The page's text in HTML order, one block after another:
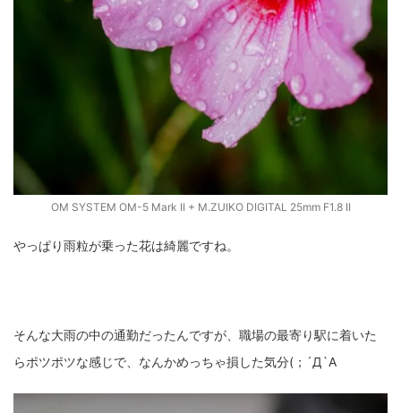
OM SYSTEM OM-5 Mark II + M.ZUIKO DIGITAL 25mm F1.8 II
やっぱり雨粒が乗った花は綺麗ですね。
そんな大雨の中の通勤だったんですが、職場の最寄り駅に着いた
らポツポツな感じで、なんかめっちゃ損した気分(；´Д`A